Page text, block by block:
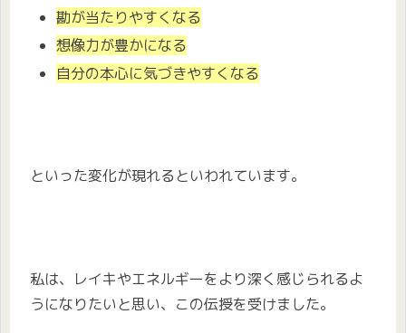
勘が当たりやすくなる
想像力が豊かになる
自分の本心に気づきやすくなる
といった変化が現れるといわれています。
私は、レイキやエネルギーをより深く感じられるよ
うになりたいと思い、この伝授を受けました。